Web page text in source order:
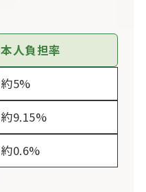
本人負担率
約5%
約9.15%
約0.6%